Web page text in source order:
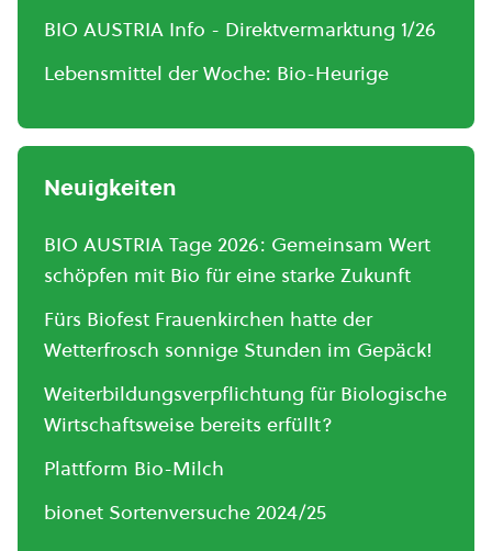
BIO AUSTRIA Info - Direktvermarktung 1/26
Lebensmittel der Woche: Bio-Heurige
Neuigkeiten
BIO AUSTRIA Tage 2026: Gemeinsam Wert
schöpfen mit Bio für eine starke Zukunft
Fürs Biofest Frauenkirchen hatte der
Wetterfrosch sonnige Stunden im Gepäck!
Weiterbildungsverpflichtung für Biologische
Wirtschaftsweise bereits erfüllt?
Plattform Bio-Milch
bionet Sortenversuche 2024/25